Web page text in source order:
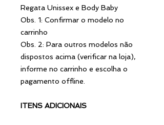
Regata Unissex e Body Baby
Obs. 1: Confirmar o modelo no
carrinho
Obs. 2: Para outros modelos não
dispostos acima (verificar na loja),
informe no carrinho e escolha o
pagamento offline.
ITENS ADICIONAIS